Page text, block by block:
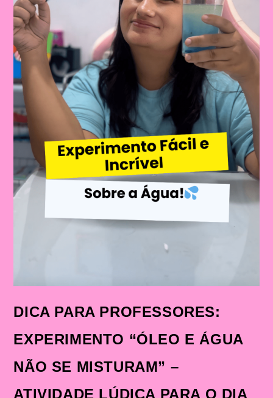
DICA PARA PROFESSORES:
EXPERIMENTO “ÓLEO E ÁGUA
NÃO SE MISTURAM” –
ATIVIDADE LÚDICA PARA O DIA